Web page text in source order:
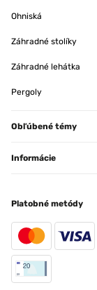
Ohniská
Záhradné stolíky
Záhradné lehátka
Pergoly
Obľúbené témy
Informácie
Platobné metódy